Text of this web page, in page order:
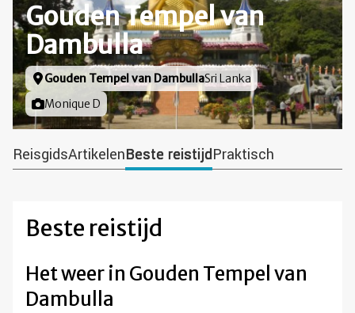
Gouden Tempel van
Dambulla
Locatie
Gouden Tempel van DambullaSri Lanka
Foto door
Monique D
ReisgidsArtikelenBeste reistijdPraktisch
Beste reistijd
Het weer in Gouden Tempel van
Dambulla